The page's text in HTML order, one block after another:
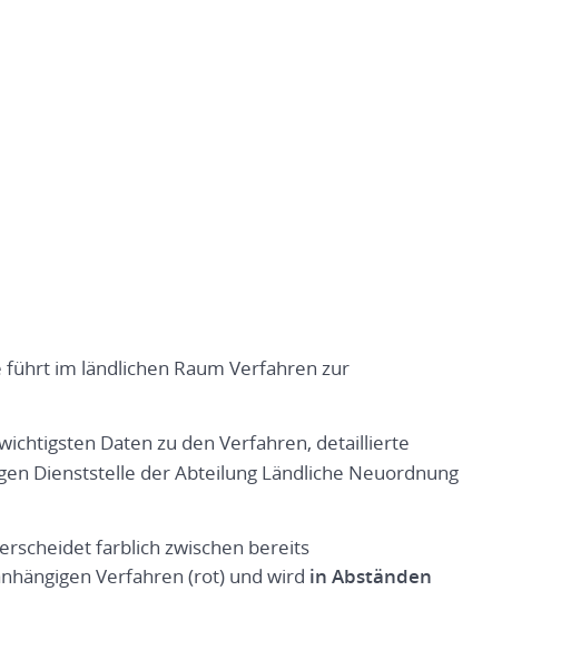
im ländlichen Raum Verfahren zur
Daten zu den Verfahren, detaillierte
Dienststelle der Abteilung Ländliche Neuordnung
farblich zwischen bereits
Verfahren (rot) und wird in Abständen